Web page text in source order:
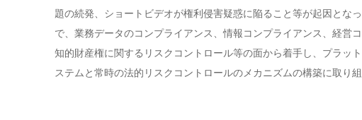
題の続発、ショートビデオが権利侵害疑惑に陥ること等が起因とな
で、業務データのコンプライアンス、情報コンプライアンス、経営
知的財産権に関するリスクコントロール等の面から着手し、プラッ
ステムと常時の法的リスクコントロールのメカニズムの構築に取り組